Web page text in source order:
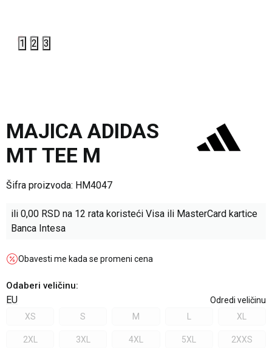
1 2 3
MAJICA ADIDAS
MT TEE M
Šifra proizvoda: HM4047
ili 0,00 RSD na 12 rata koristeći Visa ili MasterCard kartice
Banca Intesa
Obavesti me kada se promeni cena
Odaberi veličinu:
EU
Odredi veličinu
XS
S M XL
2XL 3XL 4XL 5XL 2XXS